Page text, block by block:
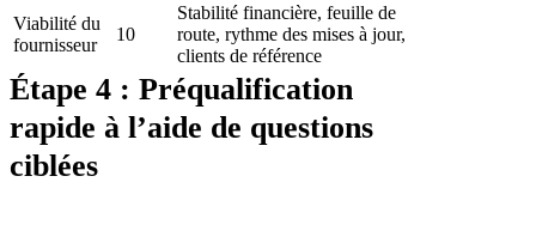
Viabilité du
fournisseur
10
Stabilité financière, feuille de
route, rythme des mises à jour,
clients de référence
Étape 4 : Préqualification
rapide à l’aide de questions
ciblées